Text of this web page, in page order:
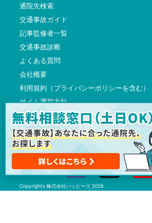
通院先検索
交通事故ガイド
記事監修者一覧
交通事故診断
よくある質問
会社概要
利用規約（プライバシーポリシーを含む）
サイト運営方針
反社会的勢力に対する基本方針
交通事故病院サーチに掲載希望の先生
Copyrights 株式会社ハッピーズ 2026